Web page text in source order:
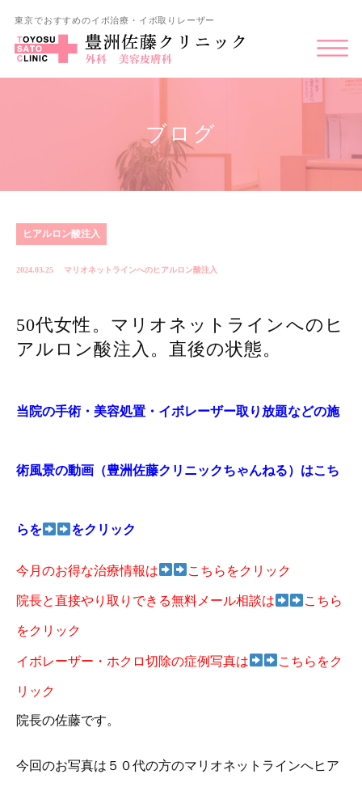
東京でおすすめのイボ治療・イボ取りレーザー
ブログ
ヒアルロン酸注入
2024.03.25 マリオネットラインへのヒアルロン酸注入
50代女性。マリオネットラインへのヒ
アルロン酸注入。直後の状態。
当院の手術・美容処置・イボレーザー取り放題などの施
術風景の動画（豊洲佐藤クリニックちゃんねる）はこち
らを をクリック
今月のお得な治療情報は こちらをクリック
院長と直接やり取りできる無料メール相談は こちら
をクリック
イボレーザー・ホクロ切除の症例写真は こちらをク
リック
院長の佐藤です。
今回のお写真は５０代の方のマリオネットラインへヒア